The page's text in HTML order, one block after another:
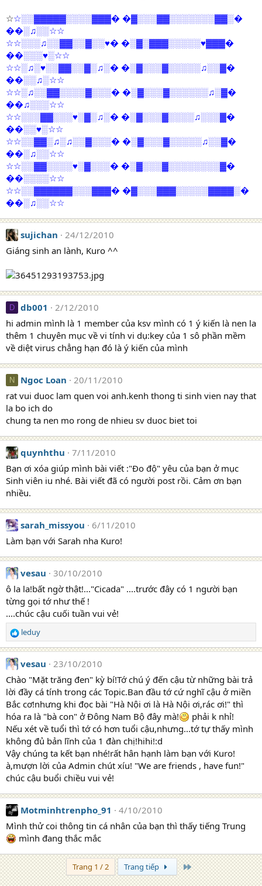
☆☆░░▓▓▓▓▓░░░░▓▓▓� �▓░░░▓▓░░░░░░░▓▓░�
��░♫░░☆☆
☆☆░░░♫░░▓▓░░▓░░♥� �░▓░▓▓▓░░░░░♥▓▓▓�
��░░░♥░☆☆
☆☆░♫░♥░░▓▓░░▓░♫░� �░▓░░░▓░░░░░♫░░▓�
��░░♫░☆☆
☆☆░♫░░▓▓░░░░▓░░░� �░▓░░░▓░░░░░░♫░▓�
��♫░░░☆☆
☆☆░░░▓▓░░░♥░▓░♫░� �░▓░░░▓░░░░♫░░░▓�
��░░♥░☆☆
☆☆░░▓▓░♫░♫░░▓░░░� �░▓░░░▓░░░░░♫░░▓�
��░♫░░☆☆
☆☆░░▓▓░░░░♥░▓░░░� �░▓░░░▓░░░░░░░░▓�
��░░░░☆☆
☆☆░░▓▓▓▓▓▓░░░▓▓▓� �▓░░░▓▓▓░░░░░▓▓▓▓░�
��░♫░░☆☆
sujichan
24/12/2010
Giáng sinh an lành, Kuro ^^
D db001
2/12/2010
hi admin mình là 1 member của ksv mình có 1 ý kiến là nen la
thêm 1 chuyên mục về vi tính vi dụ:key của 1 sô phần mềm
về diệt virus chẳng hạn đó là ý kiến của mình
N Ngoc Loan
20/11/2010
rat vui duoc lam quen voi anh.kenh thong ti sinh vien nay that
la bo ich do
chung ta nen mo rong de nhieu sv duoc biet toi
quynhthu
7/11/2010
Bạn ơi xóa giúp mình bài viết :"Đo độ" yêu của bạn ở mục
Sinh viên iu nhé. Bài viết đã có người post rồi. Cảm ơn bạn
nhiều.
sarah_missyou
6/11/2010
Làm bạn với Sarah nha Kuro!
vesau
30/10/2010
ô la la!bất ngờ thật!..."Cicada" ....trước đây có 1 người bạn
từng gọi tớ như thế !
....chúc cậu cuối tuần vui vẻ!
R
e
a
c
t
i
o
n
s
:
leduy
vesau
23/10/2010
Chào "Mặt trăng đen" kỳ bí!Tớ chú ý đến cậu từ những bài trả
lời đầy cá tính trong các Topic.Ban đầu tớ cứ nghĩ cậu ở miền
Bắc cơ!nhưng khi đọc bài "Hà Nội ơi là Hà Nội ơi,rác ơi!" thì
hóa ra là "bà con" ở Đông Nam Bộ đây mà!
phải k nhỉ!
Nếu xét về tuổi thì tớ có hơn tuổi cậu,nhưng...tớ tự thấy mình
không đủ bản lĩnh của 1 đàn chị!hihi!:d
Vậy chúng ta kết bạn nhé!rất hân hạnh làm bạn với Kuro!
à,mượn lời của Admin chút xíu! "We are friends , have fun!"
chúc cậu buổi chiều vui vẻ!
Motminhtrenpho_91
4/10/2010
Mình thử coi thông tin cá nhân của bạn thì thấy tiếng Trung
mình đang thắc mắc
Trang 1 / 2 Trang tiếp Trang cuối